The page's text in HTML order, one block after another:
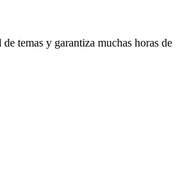
temas y garantiza muchas horas de